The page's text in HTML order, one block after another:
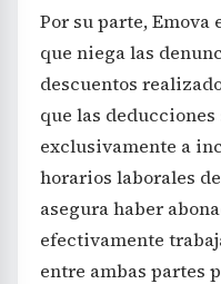
Por su parte,
que niega las
descuentos
que las
exclusivamente a
horarios laborales
asegura haber
efectivamente
entre ambas partes